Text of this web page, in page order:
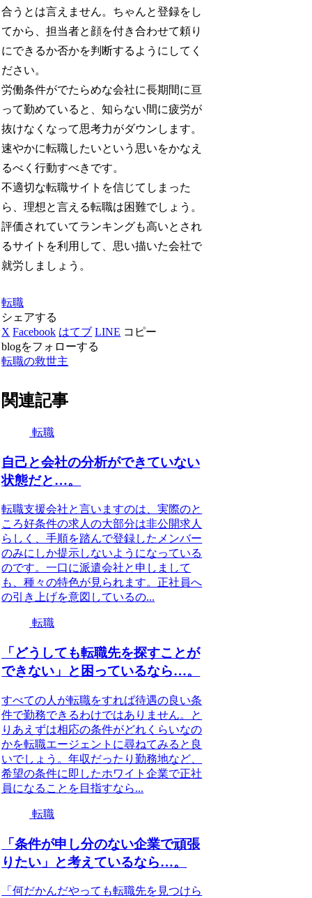
合うとは言えません。ちゃんと登録をし
てから、担当者と顔を付き合わせて頼り
にできるか否かを判断するようにしてく
ださい。
労働条件がでたらめな会社に長期間に亘
って勤めていると、知らない間に疲労が
抜けなくなって思考力がダウンします。
速やかに転職したいという思いをかなえ
るべく行動すべきです。
不適切な転職サイトを信じてしまった
ら、理想と言える転職は困難でしょう。
評価されていてランキングも高いとされ
るサイトを利用して、思い描いた会社で
就労しましょう。
転職
シェアする
X Facebook はてブ LINE コピー
blogをフォローする
転職の救世主
関連記事
転職
自己と会社の分析ができていない
状態だと…。
転職支援会社と言いますのは、実際のと
ころ好条件の求人の大部分は非公開求人
らしく、手順を踏んで登録したメンバー
のみにしか提示しないようになっている
のです。一口に派遣会社と申しまして
も、種々の特色が見られます。正社員へ
の引き上げを意図しているの...
転職
「どうしても転職先を探すことが
できない」と困っているなら…。
すべての人が転職をすれば待遇の良い条
件で勤務できるわけではありません。と
りあえずは相応の条件がどれくらいなの
かを転職エージェントに尋ねてみると良
いでしょう。年収だったり勤務地など、
希望の条件に即したホワイト企業で正社
員になることを目指すなら...
転職
「条件が申し分のない企業で頑張
りたい」と考えているなら…。
「何だかんだやっても転職先を見つけら